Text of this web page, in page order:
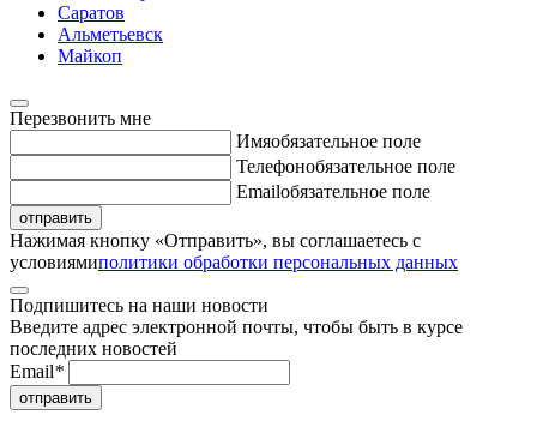
Саратов
Альметьевск
Майкоп
Перезвонить мне
Имяобязательное поле
Телефонобязательное поле
Emailобязательное поле
отправить
Нажимая кнопку «Отправить», вы соглашаетесь с
условиямиполитики обработки персональных данных
Подпишитесь на наши новости
Введите адрес электронной почты, чтобы быть в курсе
последних новостей
Email*
отправить